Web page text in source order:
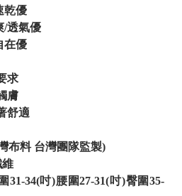
乾優
/透氣優
在優
求
膚
舒適
布料 台灣團隊監製)
維
31-34(吋)腰圍27-31(吋)臀圍35-